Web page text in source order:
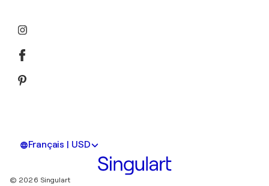
Français | USD
© 2026 Singulart